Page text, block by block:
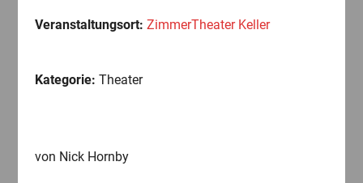
Veranstaltungsort: ZimmerTheater Keller
Kategorie: Theater
von Nick Hornby